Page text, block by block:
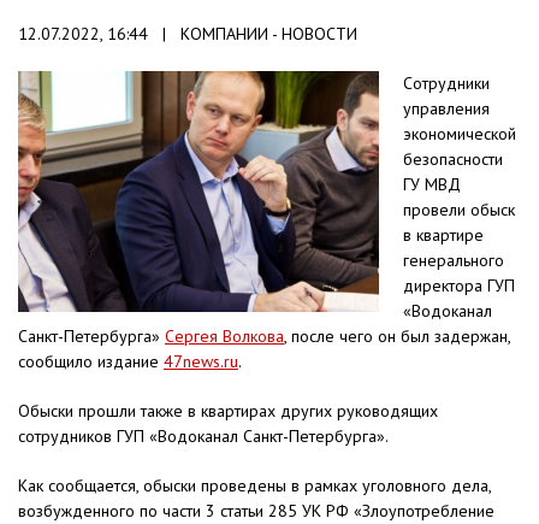
12.07.2022, 16:44 | КОМПАНИИ - НОВОСТИ
Сотрудники
управления
экономической
безопасности
ГУ МВД
провели обыск
в квартире
генерального
директора ГУП
«Водоканал
Санкт-Петербурга» Сергея Волкова, после чего он был задержан,
сообщило издание 47news.ru.
Обыски прошли также в квартирах других руководящих
сотрудников ГУП «Водоканал Санкт-Петербурга».
Как сообщается, обыски проведены в рамках уголовного дела,
возбужденного по части 3 статьи 285 УК РФ «Злоупотребление